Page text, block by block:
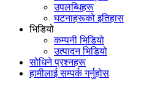
उपलब्धिहरू
घटनाहरूको इतिहास
भिडियो
कम्पनी भिडियो
उत्पादन भिडियो
सोधिने प्रश्नहरू
हामीलाई सम्पर्क गर्नुहोस